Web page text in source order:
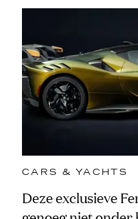
CARS & YACHTS
Deze exclusieve